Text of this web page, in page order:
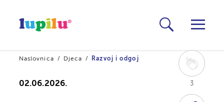
3
Naslovnica Djeca Razvoj i odgoj
02.06.2026.